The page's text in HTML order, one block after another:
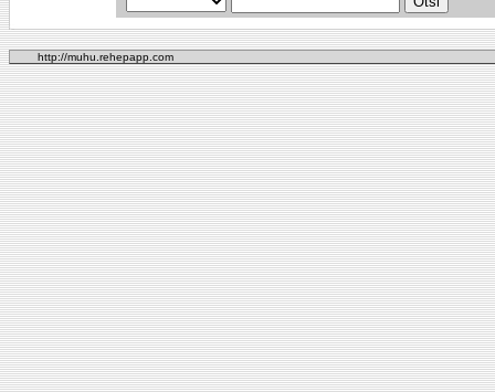
http://muhu.rehepapp.com